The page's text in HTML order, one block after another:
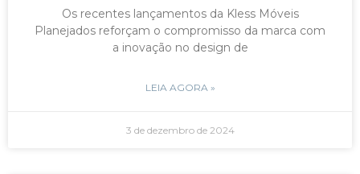
Os recentes lançamentos da Kless Móveis
Planejados reforçam o compromisso da marca com
a inovação no design de
LEIA AGORA »
3 de dezembro de 2024